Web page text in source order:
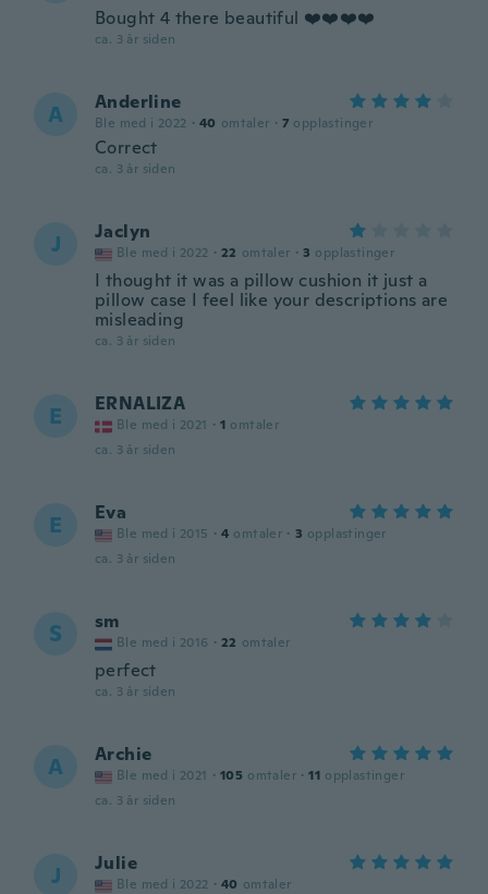
Bought 4 there beautiful ❤️❤️❤️❤️
ca. 3 år siden
A Anderline
Ble med i 2022 · 40 omtaler · 7 opplastinger
Correct
ca. 3 år siden
J Jaclyn
Ble med i 2022 · 22 omtaler · 3 opplastinger
I thought it was a pillow cushion it just a
pillow case I feel like your descriptions are
misleading
ca. 3 år siden
E ERNALIZA
Ble med i 2021 · 1 omtaler
ca. 3 år siden
E Eva
Ble med i 2015 · 4 omtaler · 3 opplastinger
ca. 3 år siden
S sm
Ble med i 2016 · 22 omtaler
perfect
ca. 3 år siden
A Archie
Ble med i 2021 · 105 omtaler · 11 opplastinger
ca. 3 år siden
J Julie
Ble med i 2022 · 40 omtaler